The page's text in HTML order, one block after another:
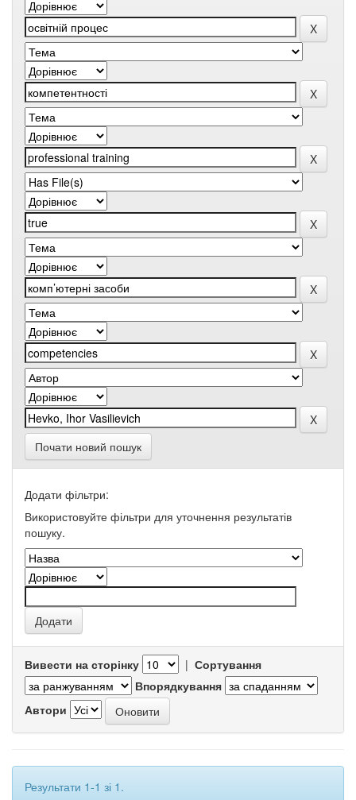
Почати новий пошук
Додати фільтри:
Використовуйте фільтри для уточнення результатів
пошуку.
Вивести на сторінку | Сортування
Впорядкування
Автори
Результати 1-1 зі 1.